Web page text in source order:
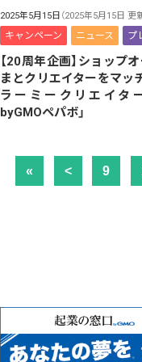
2025年5月15日 （2025年5月15日 更新
キャンペーン ニュース プ
【20周年企画】ショップ
まとクリエイターをマッ
ラーミークリエイタ
byGMOペパボ」
« < 9